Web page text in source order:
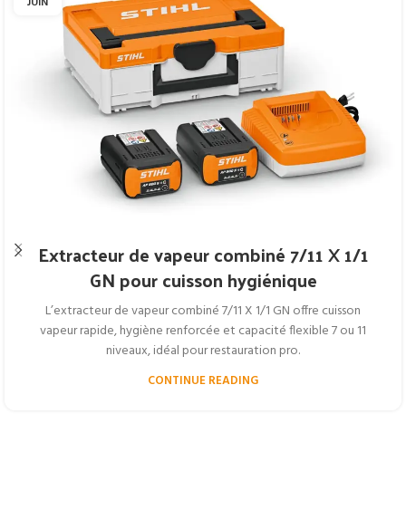
Extracteur de vapeur combiné 7/11 X 1/1
GN pour cuisson hygiénique
L’extracteur de vapeur combiné 7/11 X 1/1 GN offre cuisson
vapeur rapide, hygiène renforcée et capacité flexible 7 ou 11
niveaux, idéal pour restauration pro.
CONTINUE READING